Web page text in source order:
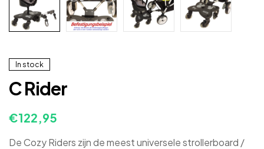
In stock
C Rider
€122,95
De Cozy Riders zijn de meest universele strollerboard /